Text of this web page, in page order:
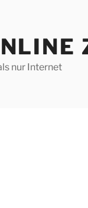
nur Internet